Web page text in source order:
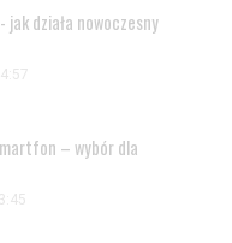
działa nowoczesny
– wybór dla